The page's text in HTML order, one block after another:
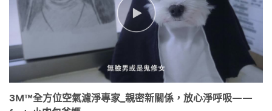
3M™全方位空氣濾淨專家_親密新關係，放心淨呼吸——